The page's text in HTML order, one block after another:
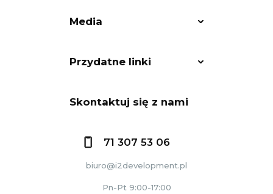
Media
Przydatne linki
Skontaktuj się z nami
71 307 53 06
biuro@i2development.pl
Pn-Pt 9:00-17:00